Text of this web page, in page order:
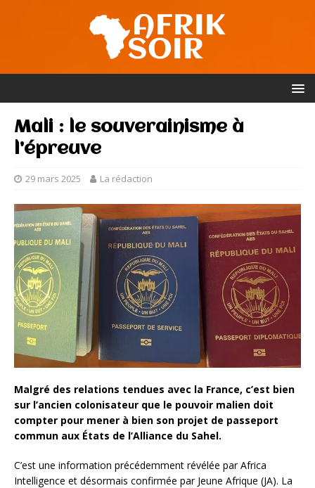
Mali : le souverainisme à
l’épreuve
29 mars 2025 La rédaction
Malgré des relations tendues avec la France, c’est bien
sur l’ancien colonisateur que le pouvoir malien doit
compter pour mener à bien son projet de passeport
commun aux États de l’Alliance du Sahel.
C’est une information précédemment révélée par Africa
Intelligence et désormais confirmée par Jeune Afrique (JA). La